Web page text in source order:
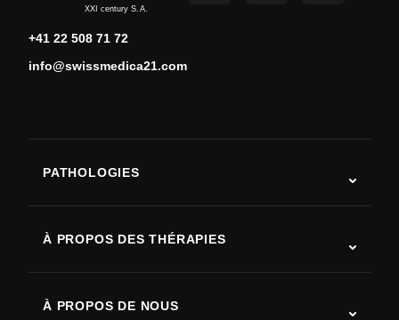
XXI century S.A.
+41 22 508 71 72
info@swissmedica21.com
PATHOLOGIES
Maladie de Parkinson
À PROPOS DES THÉRAPIES
À PROPOS DE NOUS